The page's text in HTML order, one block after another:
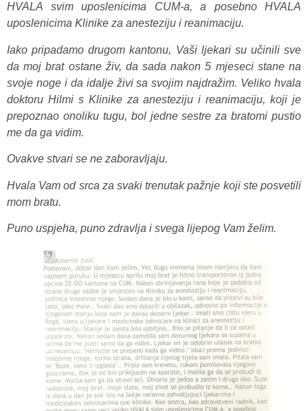
HVALA svim uposlenicima CUM-a, a posebno HVALA
uposlenicima Klinike za anesteziju i reanimaciju.
Iako pripadamo drugom kantonu, Vaši ljekari su učinili sve
da moj brat ostane živ, da sada nakon 5 mjeseci stane na
svoje noge i da idalje živi sa svojim najdražim. Veliko hvala
doktoru Hilmi s Klinike za anesteziju i reanimaciju, koji je
prepoznao onoliku tugu, bol jedne sestre za bratomi pustio
me da ga vidim.
Ovakve stvari se ne zaboravljaju.
Hvala Vam od srca za svaki trenutak pažnje koji ste posvetili
mom bratu.
Puno uspjeha, puno zdravlja i svega lijepog Vam želim.